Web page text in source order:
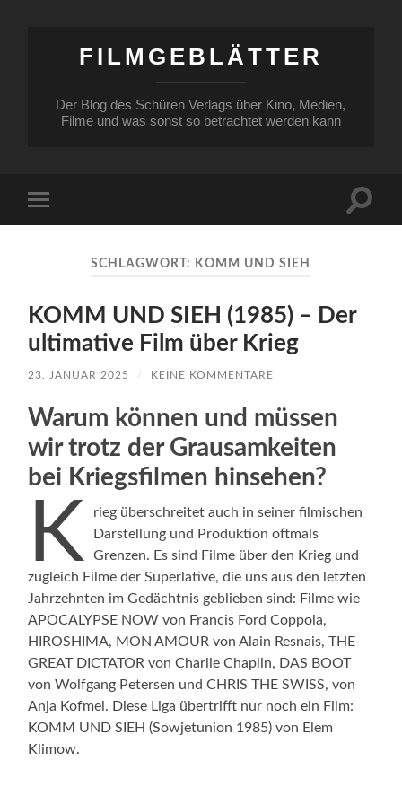
FILMGEBLÄTTER
Der Blog des Schüren Verlags über Kino, Medien,
Filme und was sonst so betrachtet werden kann
Menü
SCHLAGWORT: KOMM UND SIEH
KOMM UND SIEH (1985) – Der
ultimative Film über Krieg
23. JANUAR 2025 / KEINE KOMMENTARE
Warum können und müssen
wir trotz der Grausamkeiten
bei Kriegsfilmen hinsehen?
K
rieg überschreitet auch in seiner filmischen
Darstellung und Produktion oftmals
Grenzen. Es sind Filme über den Krieg und
zugleich Filme der Superlative, die uns aus den letzten
Jahrzehnten im Gedächtnis geblieben sind: Filme wie
APOCALYPSE NOW von Francis Ford Coppola,
HIROSHIMA, MON AMOUR von Alain Resnais, THE
GREAT DICTATOR von Charlie Chaplin, DAS BOOT
von Wolfgang Petersen und CHRIS THE SWISS, von
Anja Kofmel. Diese Liga übertrifft nur noch ein Film:
KOMM UND SIEH (Sowjetunion 1985) von Elem
Klimow.